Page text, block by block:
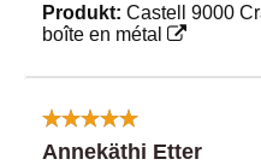
Produkt: Castell 9000
boîte en métal
Annekäthi Etter